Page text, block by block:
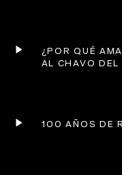
¿POR QUÉ
AL CHAVO DEL
100 AÑOS DE